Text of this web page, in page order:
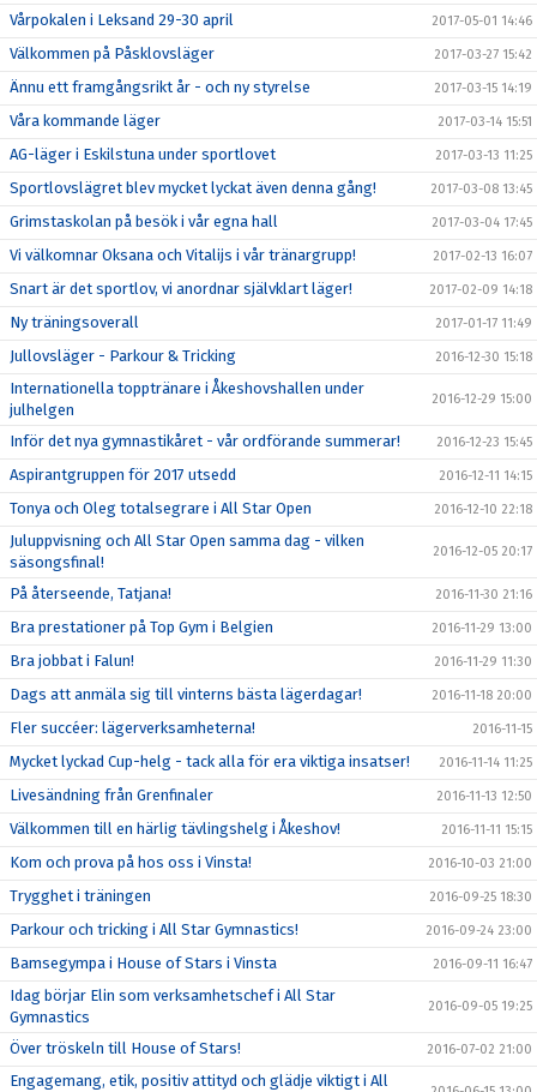
Vårpokalen i Leksand 29-30 april 2017-05-01 14:46
Välkommen på Påsklovsläger 2017-03-27 15:42
Ännu ett framgångsrikt år - och ny styrelse 2017-03-15 14:19
Våra kommande läger 2017-03-14 15:51
AG-läger i Eskilstuna under sportlovet 2017-03-13 11:25
Sportlovslägret blev mycket lyckat även denna gång! 2017-03-08 13:45
Grimstaskolan på besök i vår egna hall 2017-03-04 17:45
Vi välkomnar Oksana och Vitalijs i vår tränargrupp! 2017-02-13 16:07
Snart är det sportlov, vi anordnar självklart läger! 2017-02-09 14:18
Ny träningsoverall 2017-01-17 11:49
Jullovsläger - Parkour & Tricking 2016-12-30 15:18
Internationella topptränare i Åkeshovshallen under
julhelgen
2016-12-29 15:00
Inför det nya gymnastikåret - vår ordförande summerar! 2016-12-23 15:45
Aspirantgruppen för 2017 utsedd 2016-12-11 14:15
Tonya och Oleg totalsegrare i All Star Open 2016-12-10 22:18
Juluppvisning och All Star Open samma dag - vilken
säsongsfinal!
2016-12-05 20:17
På återseende, Tatjana! 2016-11-30 21:16
Bra prestationer på Top Gym i Belgien 2016-11-29 13:00
Bra jobbat i Falun! 2016-11-29 11:30
Dags att anmäla sig till vinterns bästa lägerdagar! 2016-11-18 20:00
Fler succéer: lägerverksamheterna! 2016-11-15
Mycket lyckad Cup-helg - tack alla för era viktiga insatser! 2016-11-14 11:25
Livesändning från Grenfinaler 2016-11-13 12:50
Välkommen till en härlig tävlingshelg i Åkeshov! 2016-11-11 15:15
Kom och prova på hos oss i Vinsta! 2016-10-03 21:00
Trygghet i träningen 2016-09-25 18:30
Parkour och tricking i All Star Gymnastics! 2016-09-24 23:00
Bamsegympa i House of Stars i Vinsta 2016-09-11 16:47
Idag börjar Elin som verksamhetschef i All Star
Gymnastics
2016-09-05 19:25
Över tröskeln till House of Stars! 2016-07-02 21:00
Engagemang, etik, positiv attityd och glädje viktigt i All